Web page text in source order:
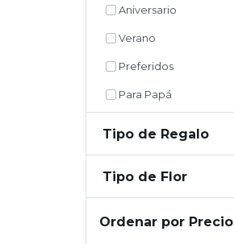
Aniversario
Verano
Preferidos
Para Papá
Tipo de Regalo
Tipo de Flor
Ordenar por Precio